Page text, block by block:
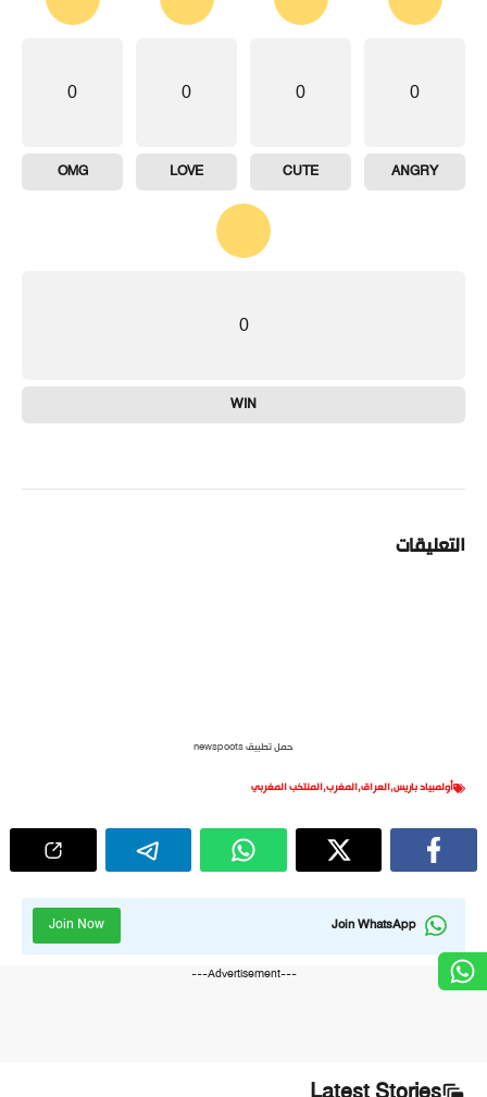
0
ANGRY
0
CUTE
0
LOVE
0
OMG
0
WIN
التعليقات
حمل تطبيق newspoots
أولمبياد باريس,العراق,المغرب,المنتخب المغربي
Join WhatsApp
Join Now
---Advertisement---